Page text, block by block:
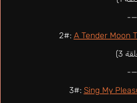
—-
2#: A Tender Moon
3)
—-
3#: Sing My